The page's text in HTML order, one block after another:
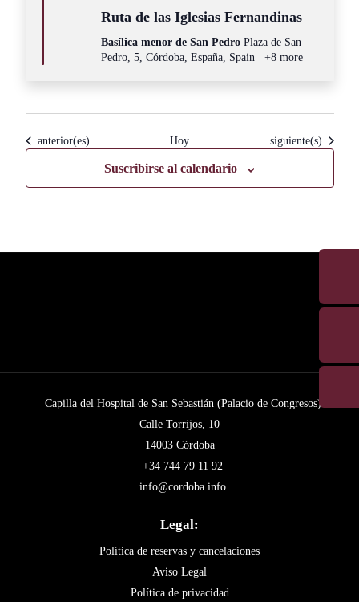
Ruta de las Iglesias Fernandinas
Basílica menor de San Pedro Plaza de San
Pedro, 5, Córdoba, España, Spain
+8 more
Eventos
anterior(es) Hoy Eventos
siguiente(s)
Suscribirse al calendario
Capilla del Hospital de San Sebastián (Palacio de Congresos)
Calle Torrijos, 10
14003 Córdoba
+34 744 79 11 92
info@cordoba.info
Legal:
Política de reservas y cancelaciones
Aviso Legal
Política de privacidad